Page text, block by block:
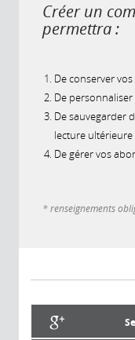
Créer un
permettra :
De conserver
De
De sauvegarder
lecture ultérieure
De gérer vos
* renseignements